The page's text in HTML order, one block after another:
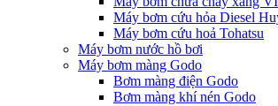
Máy bơm cứu hỏa Diesel
Máy bơm cứu hoả Tohatsu
Máy bơm nước hồ bơi
Máy bơm màng Godo
Bơm màng điện Godo
Bơm màng khí nén Godo